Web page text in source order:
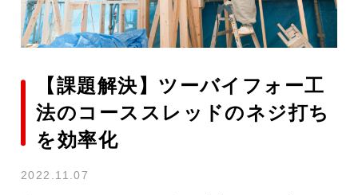
【課題解決】ツーバイフォー工
法のコーススレッドのネジ打ち
を効率化
2022.11.07